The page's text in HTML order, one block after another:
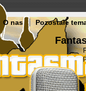
O nas Pozostałe